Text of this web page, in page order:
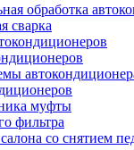
обработка
сварка
муфты
фильтра
со снятием